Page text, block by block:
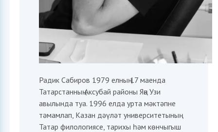
Радик Сабиров 1979 елның 17 маенда
Татарстанның Аксубай районы Яңа Узи
авылында туа. 1996 елда урта мәктәпне
тәмамлап, Казан дәүләт университетының
Татар филологиясе, тарихы һәм көнчыгыш
София
ИИ-ассистент приемной комиссии ИФМК КФУ